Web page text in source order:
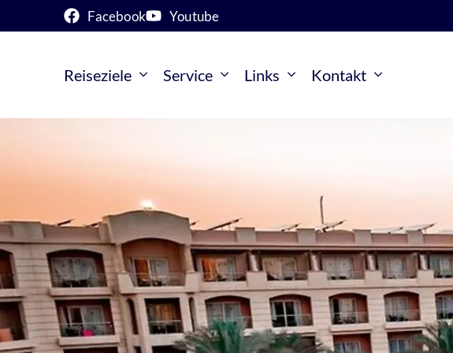
Facebook Youtube
Reiseziele Service Links Kontakt